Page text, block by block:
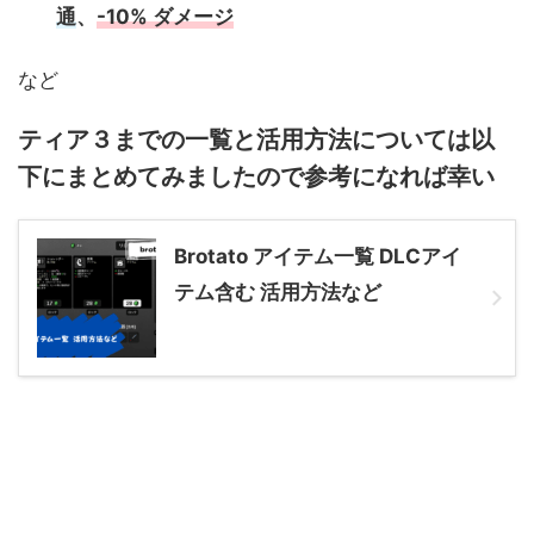
通、 -10% ダメージ
など
ティア３までの一覧と活用方法については以
下にまとめてみましたので参考になれば幸い
Brotato アイテム一覧 DLCアイ
テム含む 活用方法など